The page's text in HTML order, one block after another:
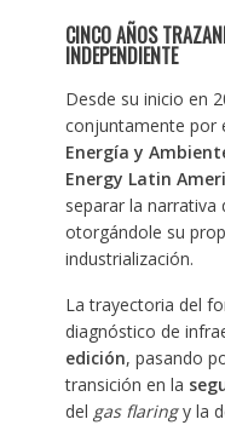
CINCO AÑOS
INDEPENDIENTE
Desde su inicio en
conjuntamente por
Energía y
Energy Latin
separar la narrativa
otorgándole su
industrialización.
La trayectoria del
diagnóstico de
edición, pasando
transición en la
del gas flaringy la